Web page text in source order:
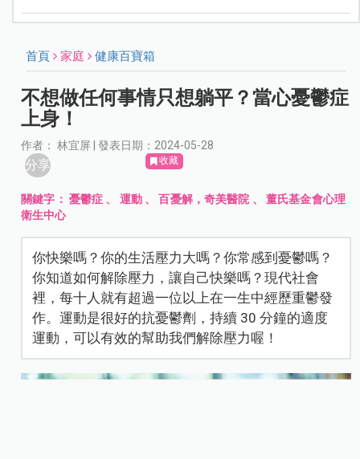
首頁 家庭 健康百寶箱
不想做任何事情只想躺平？當心憂鬱症
上身！
作者： 林宜屏 | 發表日期：2024-05-28
分享 收藏
關鍵字： 憂鬱症 、 運動 、百憂解，奇美醫院 、 董氏基金會心理
衛生中心
你快樂嗎？你的生活壓力大嗎？你常感到憂鬱嗎？
你知道如何解除壓力，讓自己快樂嗎？現代社會
裡，每十人就有超過一位以上在一生中經歷重鬱發
作。運動是很好的抗憂鬱劑，持續 30 分鐘的適度
運動，可以有效的幫助我們解除壓力喔！